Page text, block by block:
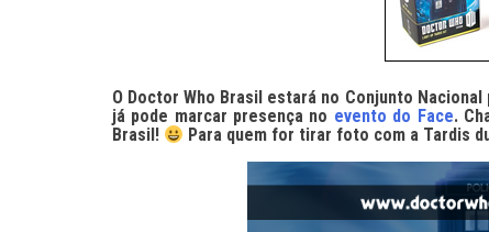
O Doctor Who Brasil estará no Conjunto Nacional
já pode marcar presença no evento do Face.
Brasil!
Para quem for tirar foto com a Tardis